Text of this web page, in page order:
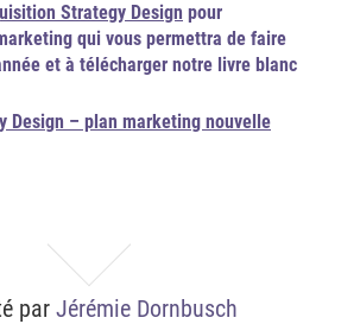
Strategy Design pour
qui vous permettra de faire
et à télécharger notre livre blanc
Design – plan marketing nouvelle
par Jérémie Dornbusch